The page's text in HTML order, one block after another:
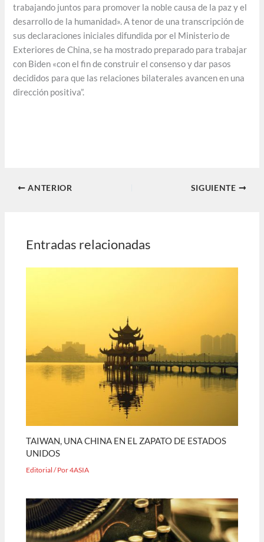
trabajando juntos para promover la noble causa de la paz y el
desarrollo de la humanidad». A tenor de una transcripción de
sus declaraciones iniciales difundida por el Ministerio de
Exteriores de China, se ha mostrado preparado para trabajar
con Biden «con el fin de construir el consenso y dar pasos
decididos para que las relaciones bilaterales avancen en una
dirección positiva”.
ANTERIOR SIGUIENTE
Entradas relacionadas
TAIWAN, UNA CHINA EN EL ZAPATO DE ESTADOS
UNIDOS
Editorial / Por4ASIA